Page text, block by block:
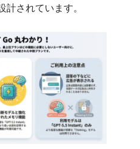
計されています。